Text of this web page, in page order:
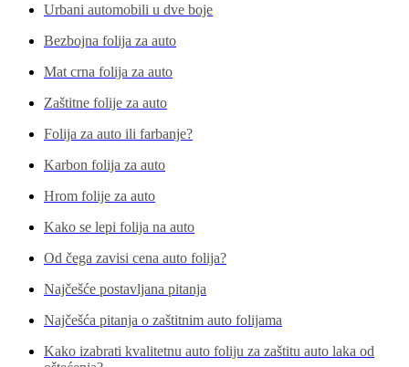
Urbani automobili u dve boje
Bezbojna folija za auto
Mat crna folija za auto
Zaštitne folije za auto
Folija za auto ili farbanje?
Karbon folija za auto
Hrom folije za auto
Kako se lepi folija na auto
Od čega zavisi cena auto folija?
Najčešće postavljana pitanja
Najčešća pitanja o zaštitnim auto folijama
Kako izabrati kvalitetnu auto foliju za zaštitu auto laka od